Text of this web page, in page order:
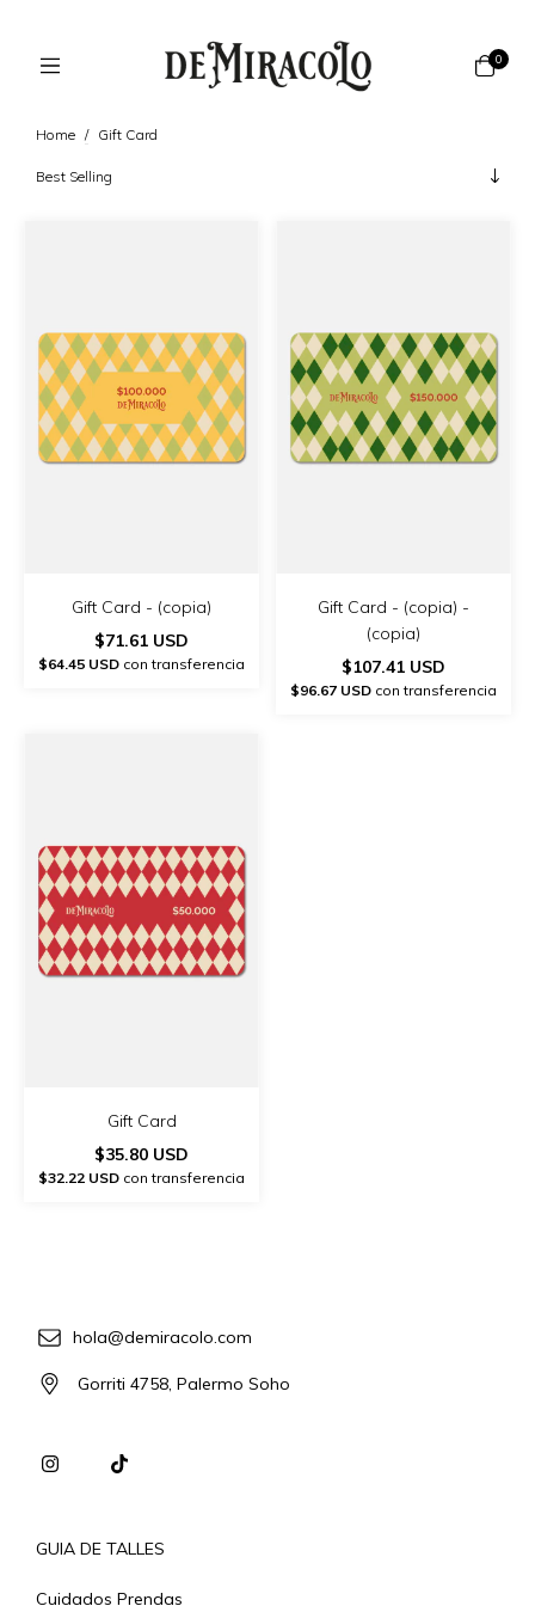
0
Home / Gift Card
Gift Card - (copia)
$71.61 USD
$64.45 USD con transferencia
Gift Card - (copia) -
(copia)
$107.41 USD
$96.67 USD con transferencia
Gift Card
$35.80 USD
$32.22 USD con transferencia
hola@demiracolo.com
Gorriti 4758, Palermo Soho
GUIA DE TALLES
Cuidados Prendas